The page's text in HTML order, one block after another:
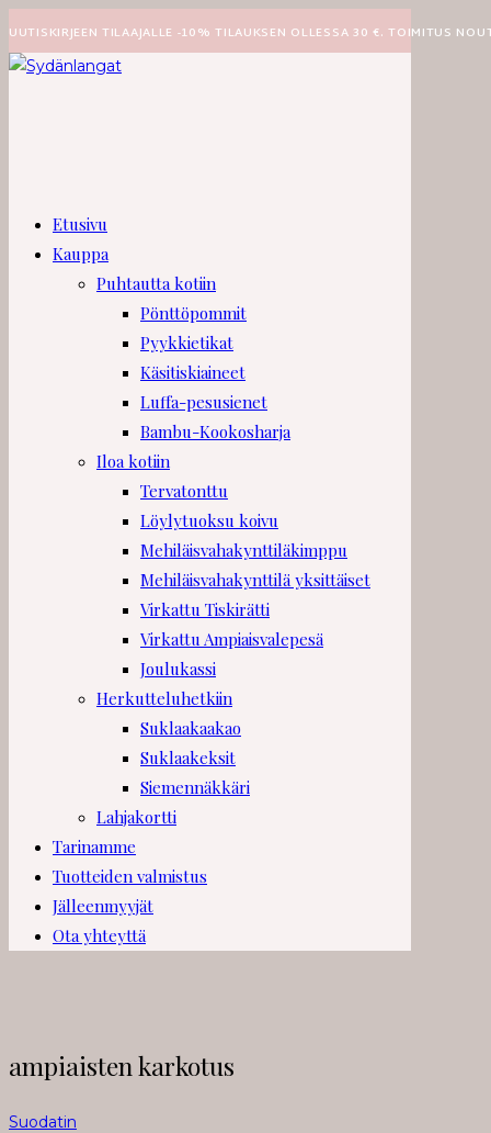
suoraan
sisältöön
UUTISKIRJEEN TILAAJALLE -10% TILAUKSEN OLLESSA 30 €. TOIMITUS
Etusivu
Kauppa
Puhtautta kotiin
Pönttöpommit
Pyykkietikat
Käsitiskiaineet
Luffa-pesusienet
Bambu-Kookosharja
Iloa kotiin
Tervatonttu
Löylytuoksu koivu
Mehiläisvahakynttiläkimppu
Mehiläisvahakynttilä yksittäiset
Virkattu Tiskirätti
Virkattu Ampiaisvalepesä
Joulukassi
Herkutteluhetkiin
Suklaakaakao
Suklaakeksit
Siemennäkkäri
Lahjakortti
Tarinamme
Tuotteiden valmistus
Jälleenmyyjät
Ota yhteyttä
ampiaisten karkotus
Suodatin